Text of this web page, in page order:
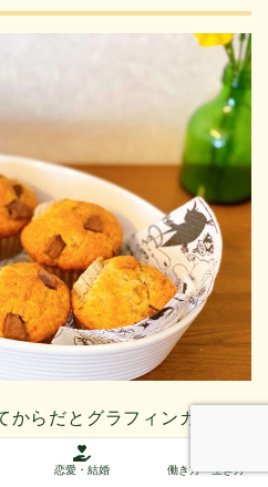
らだとグラフィンカップ
みもギュッと強まるので、
。
恋愛・結婚 働き方・生き方